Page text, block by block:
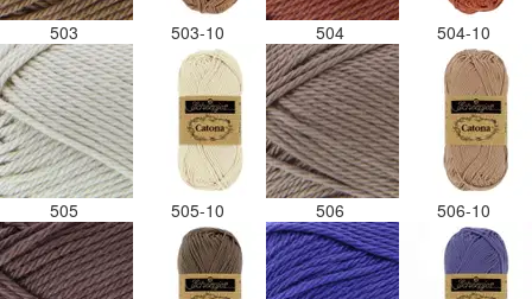
503 503-10 504 504-10
505 505-10 506 506-10